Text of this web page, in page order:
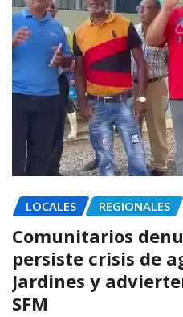
LOCALES REGIONALES
Comunitarios
persiste crisis de
Jardines y
SFM